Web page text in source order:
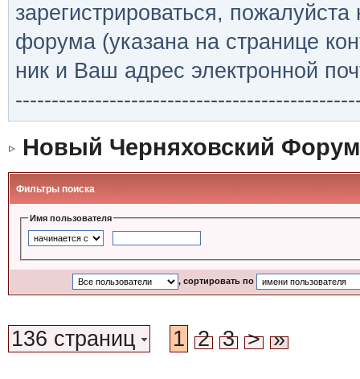
зарегистрироваться,
форума (указана на странице
ник и Ваш адрес электронной
Новый Черняховский Форум
Фильтры поиска
Имя пользователя
, сортировать по
136 страниц 1 2 3 > »